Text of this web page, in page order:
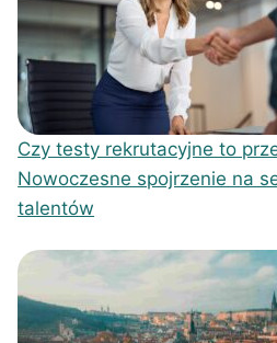
Czy testy rekrutacyjne to
Nowoczesne spojrzenie na
talentów